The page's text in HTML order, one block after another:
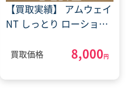
【買取実績】 アムウェイ
NT しっとり ローション
ローション コスメ(2023
買取価格 8,000円